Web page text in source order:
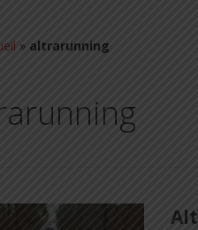
» altrarunning